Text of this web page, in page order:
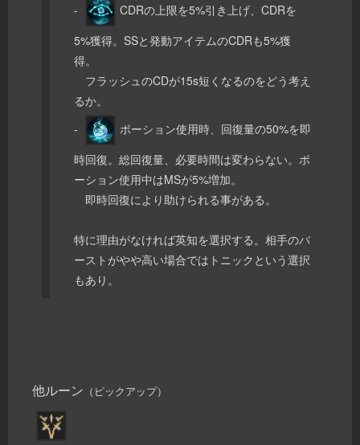
-
CDRの上限を5%引き上げ、CDRを
5%獲得。SSと発動アイテムのCDRも5%獲
得。
フラッシュのCDが15s短くなるのをどう考え
るか。
-
ポーション使用時、回復量の50%を即
時回復。総回復量、必要時間は変わらない。ポ
ーション使用中はMSが5%増加。
即時回復により助けられる事がある。
特に理由がなければ英知を選択する。相手のバ
ーストがやや高い場合ではトニックという選択
もあり。
他ルーン （ピックアップ）